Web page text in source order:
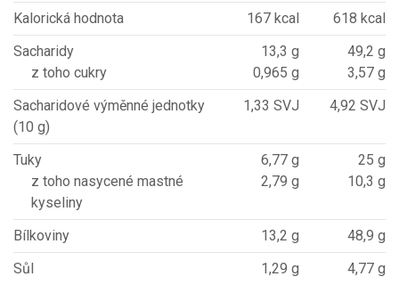
Kalorická hodnota 167 kcal
618 kcal
Sacharidy
z toho cukry
13,3 g
0,965 g
49,2 g
3,57 g
Sacharidové výměnné jednotky
(10 g)
1,33 SVJ 4,92 SVJ
Tuky
z toho nasycené mastné
kyseliny
6,77 g
2,79 g
25 g
10,3 g
Bílkoviny 13,2 g
48,9 g
Sůl
1,29 g 4,77 g